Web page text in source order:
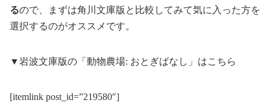
るので、まずは角川文庫版と比較してみて気に入った方を
選択するのがオススメです。
▼岩波文庫版の「動物農場: おとぎばなし」はこちら
[itemlink post_id=”219580″]